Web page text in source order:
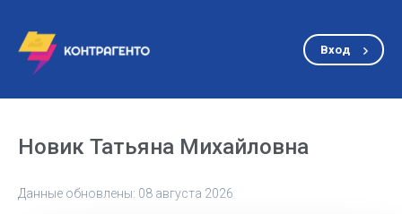
Вход
Новик Татьяна Михайловна
Данные обновлены: 08 августа 2026